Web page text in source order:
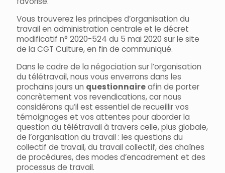
Vous trouverez les principes d’organisation du
travail en administration centrale et le décret
modificatif n° 2020-524 du 5 mai 2020 sur le site
de la CGT Culture, en fin de communiqué.
Dans le cadre de la négociation sur l’organisation
du télétravail, nous vous enverrons dans les
prochains jours un questionnaireafin de porter
concrètement vos revendications, car nous
considérons qu’il est essentiel de recueillir vos
témoignages et vos attentes pour aborder la
question du télétravail à travers celle, plus globale,
de l’organisation du travail : les questions du
collectif de travail, du travail collectif, des chaînes
de procédures, des modes d’encadrement et des
processus de travail.